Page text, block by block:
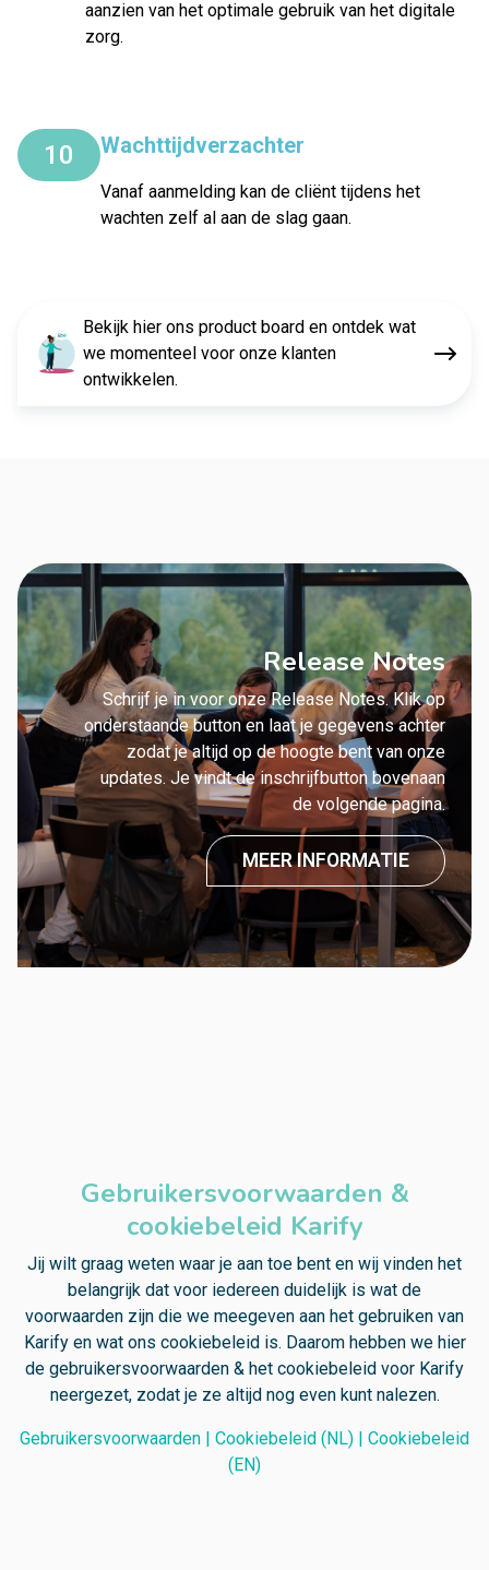
aanzien van het optimale gebruik van het digitale
zorg.
10 Wachttijdverzachter
Vanaf aanmelding kan de cliënt tijdens het
wachten zelf al aan de slag gaan.
Bekijk hier ons product board en ontdek wat
we momenteel voor onze klanten
ontwikkelen.
Release Notes
Schrijf je in voor onze Release Notes. Klik op
onderstaande button en laat je gegevens achter
zodat je altijd op de hoogte bent van onze
updates. Je vindt de inschrijfbutton bovenaan
de volgende pagina.
MEER INFORMATIE
Gebruikersvoorwaarden &
cookiebeleid Karify
Jij wilt graag weten waar je aan toe bent en wij vinden het
belangrijk dat voor iedereen duidelijk is wat de
voorwaarden zijn die we meegeven aan het gebruiken van
Karify en wat ons cookiebeleid is. Daarom hebben we hier
de gebruikersvoorwaarden & het cookiebeleid voor Karify
neergezet, zodat je ze altijd nog even kunt nalezen.
Gebruikersvoorwaarden | Cookiebeleid (NL) | Cookiebeleid
(EN)